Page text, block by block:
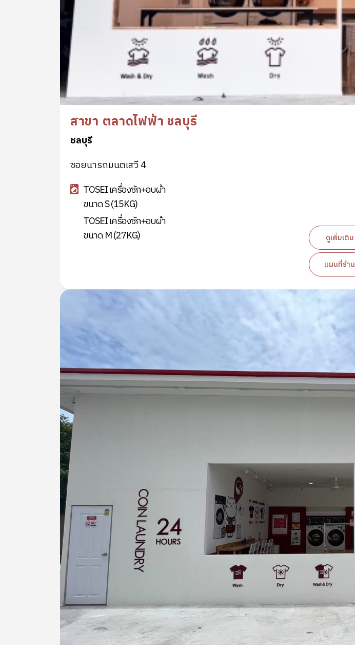
สาขา ตลาดไฟฟ้า ชลบุรี
ชลบุรี
ซอยนารถมนตเสวี 4
TOSEI เครื่องซัก+อบผ้า
ขนาด S (15KG)
TOSEI เครื่องซัก+อบผ้า
ขนาด M (27KG)
ดูเพิ่มเติม
แผนที่ร้าน